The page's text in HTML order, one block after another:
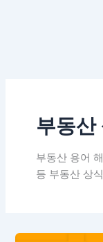
부동산
부동산 용어
등 부동산 상